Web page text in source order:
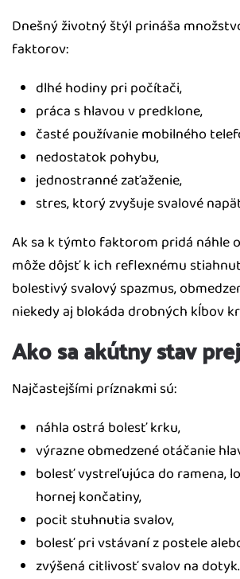
Dnešný životný štýl prináša
faktorov:
dlhé hodiny pri počítači,
práca s hlavou v predklone,
časté používanie mobilného
nedostatok pohybu,
jednostranné zaťaženie,
stres, ktorý zvyšuje svalové
Ak sa k týmto faktorom pridá náhle
môže dôjsť k ich reflexnému
bolestivý svalový spazmus,
niekedy aj blokáda drobných kĺbov
Ako sa akútny stav
Najčastejšími príznakmi sú:
náhla ostrá bolesť krku,
výrazne obmedzené otáčanie
bolesť vystreľujúca do ramena,
hornej končatiny,
pocit stuhnutia svalov,
bolesť pri vstávaní z postele
zvýšená citlivosť svalov na dotyk.